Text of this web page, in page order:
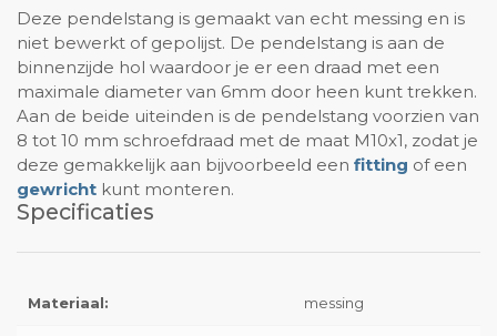
Deze pendelstang is gemaakt van echt messing en is
niet bewerkt of gepolijst. De pendelstang is aan de
binnenzijde hol waardoor je er een draad met een
maximale diameter van 6mm door heen kunt trekken.
Aan de beide uiteinden is de pendelstang voorzien van
8 tot 10 mm schroefdraad met de maat M10x1, zodat je
deze gemakkelijk aan bijvoorbeeld een fitting of een
gewricht kunt monteren.
Specificaties
Materiaal: messing